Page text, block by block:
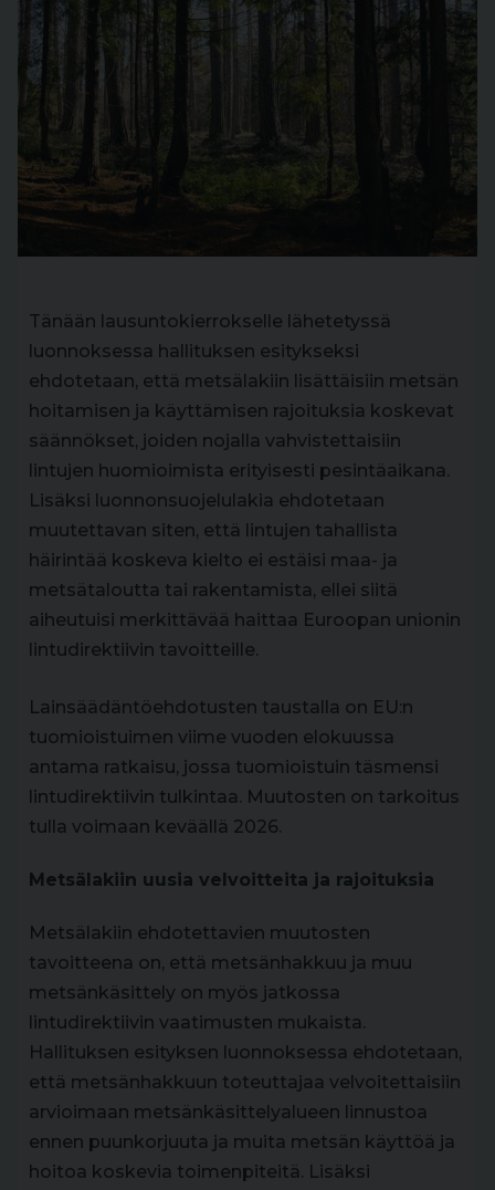
Tänään lausuntokierrokselle lähetetyssä
luonnoksessa hallituksen esitykseksi
ehdotetaan, että metsälakiin lisättäisiin metsän
hoitamisen ja käyttämisen rajoituksia koskevat
säännökset, joiden nojalla vahvistettaisiin
lintujen huomioimista erityisesti pesintäaikana.
Lisäksi luonnonsuojelulakia ehdotetaan
muutettavan siten, että lintujen tahallista
häirintää koskeva kielto ei estäisi maa- ja
metsätaloutta tai rakentamista, ellei siitä
aiheutuisi merkittävää haittaa Euroopan unionin
lintudirektiivin tavoitteille.
Lainsäädäntöehdotusten taustalla on EU:n
tuomioistuimen viime vuoden elokuussa
antama ratkaisu, jossa tuomioistuin täsmensi
lintudirektiivin tulkintaa. Muutosten on tarkoitus
tulla voimaan keväällä 2026.
Metsälakiin uusia velvoitteita ja rajoituksia
Metsälakiin ehdotettavien muutosten
tavoitteena on, että metsänhakkuu ja muu
metsänkäsittely on myös jatkossa
lintudirektiivin vaatimusten mukaista.
Hallituksen esityksen luonnoksessa ehdotetaan,
että metsänhakkuun toteuttajaa velvoitettaisiin
arvioimaan metsänkäsittelyalueen linnustoa
ennen puunkorjuuta ja muita metsän käyttöä ja
hoitoa koskevia toimenpiteitä. Lisäksi